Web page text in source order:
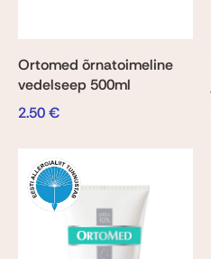
Ortomed õrnatoimeline
vedelseep 500ml
2.50€